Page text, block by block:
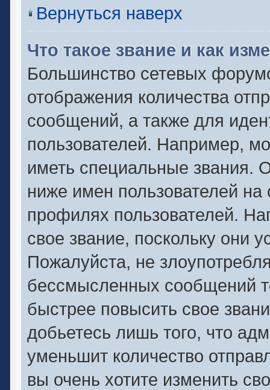
Вернуться наверх
Что такое звание и как
Большинство сетевых
отображения количества
сообщений, а также для
пользователей. Например,
иметь специальные звания.
ниже имен пользователей
профилях пользователей.
свое звание, поскольку они
Пожалуйста, не
бессмысленных сообщений
быстрее повысить свое
добьетесь лишь того, что
уменьшит количество
вы очень хотите изменить